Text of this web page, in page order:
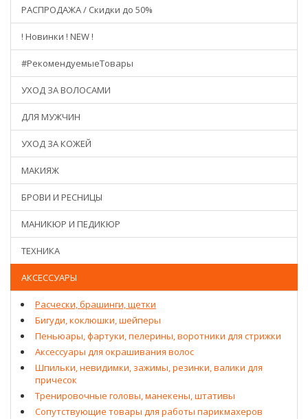
РАСПРОДАЖА / Скидки до 50%
! Новинки ! NEW !
#РекомендуемыеТовары
УХОД ЗА ВОЛОСАМИ
ДЛЯ МУЖЧИН
УХОД ЗА КОЖЕЙ
МАКИЯЖ
БРОВИ И РЕСНИЦЫ
МАНИКЮР И ПЕДИКЮР
ТЕХНИКА
АКСЕССУАРЫ
Расчески, брашинги, щетки
Бигуди, коклюшки, шейперы
Пеньюары, фартуки, пелерины, воротники для стрижки
Аксессуары для окрашивания волос
Шпильки, невидимки, зажимы, резинки, валики для
причесок
Тренировочные головы, манекены, штативы
Сопутствующие товары для работы парикмахеров